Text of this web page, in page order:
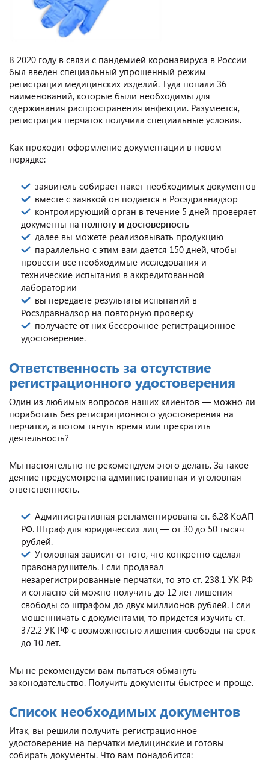
В 2020 году в связи с пандемией коронавируса в России
был введен специальный упрощенный режим
регистрации медицинских изделий. Туда попали 36
наименований, которые были необходимы для
сдерживания распространения инфекции. Разумеется,
регистрация перчаток получила специальные условия.
Как проходит оформление документации в новом
порядке:
заявитель собирает пакет необходимых документов
вместе с заявкой он подается в Росздравнадзор
контролирующий орган в течение 5 дней проверяет
документы на полноту и достоверность
далее вы можете реализовывать продукцию
параллельно с этим вам дается 150 дней, чтобы
провести все необходимые исследования и
технические испытания в аккредитованной
лаборатории
вы передаете результаты испытаний в
Росздравнадзор на повторную проверку
получаете от них бессрочное регистрационное
удостоверение.
Ответственность за отсутствие
регистрационного удостоверения
Один из любимых вопросов наших клиентов — можно ли
поработать без регистрационного удостоверения на
перчатки, а потом тянуть время или прекратить
деятельность?
Мы настоятельно не рекомендуем этого делать. За такое
деяние предусмотрена административная и уголовная
ответственность.
Административная регламентирована ст. 6.28 КоАП
РФ. Штраф для юридических лиц — от 30 до 50 тысяч
рублей.
Уголовная зависит от того, что конкретно сделал
правонарушитель. Если продавал
незарегистрированные перчатки, то это ст. 238.1 УК РФ
и согласно ей можно получить до 12 лет лишения
свободы со штрафом до двух миллионов рублей. Если
мошенничать с документами, то придется изучить ст.
372.2 УК РФ с возможностью лишения свободы на срок
до 10 лет.
Мы не рекомендуем вам пытаться обмануть
законодательство. Получить документы быстрее и проще.
Список необходимых документов
Итак, вы решили получить регистрационное
удостоверение на перчатки медицинские и готовы
собирать документы. Что вам понадобится: